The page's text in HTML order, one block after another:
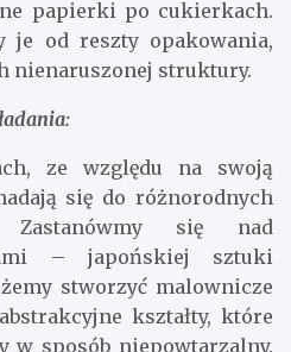
papierki po cukierkach.
je od reszty opakowania,
nienaruszonej struktury.
ze względu na swoją
się do różnorodnych
Zastanówmy się nad
– japońskiej sztuki
stworzyć malownicze
kształty, które